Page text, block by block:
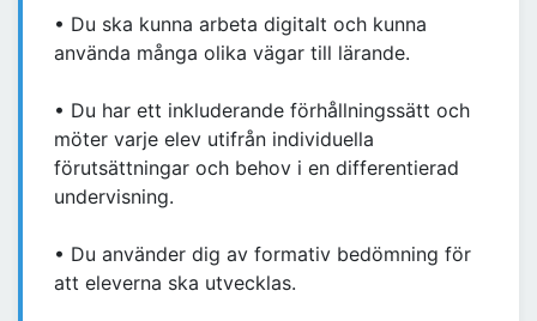
• Du ska kunna arbeta digitalt och kunna
använda många olika vägar till lärande.
• Du har ett inkluderande förhållningssätt och
möter varje elev utifrån individuella
förutsättningar och behov i en differentierad
undervisning.
• Du använder dig av formativ bedömning för
att eleverna ska utvecklas.